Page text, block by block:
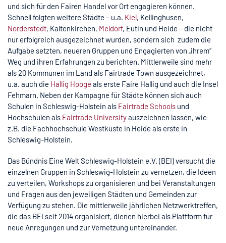
und sich für den Fairen Handel vor Ort engagieren können.
Schnell folgten weitere Städte – u.a. Kiel, Kellinghusen,
Norderstedt, Kaltenkirchen, Meldorf, Eutin und Heide – die nicht
nur erfolgreich ausgezeichnet wurden, sondern sich zudem die
Aufgabe setzten, neueren Gruppen und Engagierten von „ihrem“
Weg und ihren Erfahrungen zu berichten. Mittlerweile sind mehr
als 20 Kommunen im Land als Fairtrade Town ausgezeichnet,
u.a. auch die Hallig Hooge als erste Faire Hallig und auch die Insel
Fehmarn. Neben der Kampagne für Städte können sich auch
Schulen in Schleswig-Holstein als Fairtrade Schools und
Hochschulen als Fairtrade Universityauszeichnen lassen, wie
z.B. die Fachhochschule Westküste in Heide als erste in
Schleswig-Holstein.
Das Bündnis Eine Welt Schleswig-Holstein e.V. (BEI) versucht die
einzelnen Gruppen in Schleswig-Holstein zu vernetzen, die Ideen
zu verteilen, Workshops zu organisieren und bei Veranstaltungen
und Fragen aus den jeweiligen Städten und Gemeinden zur
Verfügung zu stehen. Die mittlerweile jährlichen Netzwerktreffen,
die das BEI seit 2014 organisiert, dienen hierbei als Plattform für
neue Anregungen und zur Vernetzung untereinander.